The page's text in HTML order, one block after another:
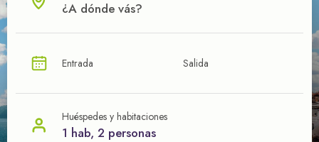
¿CUÁL VA A SER TU PRÓXIMO TROTE?
nuestras ofertas
Entrada Salida
Huéspedes y habitaciones
1 hab, 2 personas